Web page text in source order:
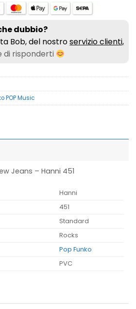
dubbio?
Bob, del nostroservizio clienti,
di risponderti
POP Music
Jeans – Hanni 451
Hanni
451
Standard
Rocks
Pop Funko
PVC